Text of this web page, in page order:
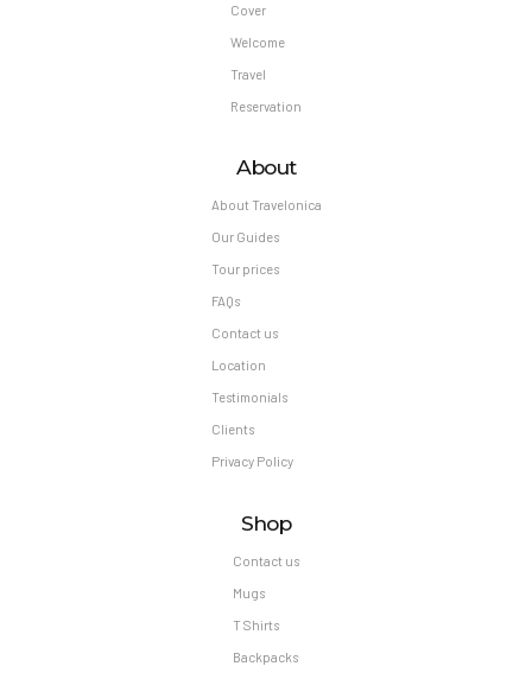
Cover
Welcome
Travel
Reservation
About
About Travelonica
Our Guides
Tour prices
FAQs
Contact us
Location
Testimonials
Clients
Privacy Policy
Shop
Contact us
Mugs
T Shirts
Backpacks